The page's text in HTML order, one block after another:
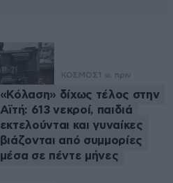
ΚΟΣΜΟΣ 1 ω. πριν
«Κόλαση» δίχως τέλος στην
Αϊτή: 613 νεκροί, παιδιά
εκτελούνται και γυναίκες
βιάζονται από συμμορίες
μέσα σε πέντε μήνες